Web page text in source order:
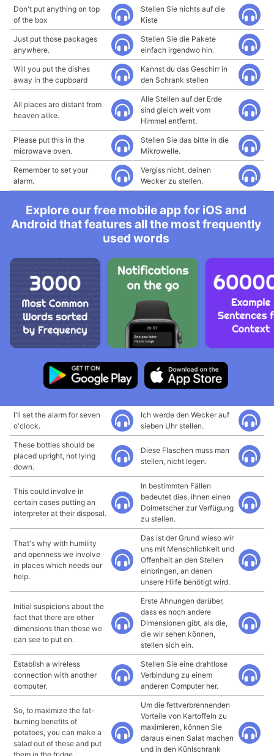
Don't put anything on top
of the box
Stellen Sie nichts auf die
Kiste
Just put those packages
anywhere.
Stellen Sie die Pakete
einfach irgendwo hin.
Will you put the dishes
away in the cupboard
Kannst du das Geschirr in
den Schrank stellen
All places are distant from
heaven alike.
Alle Stellen auf der Erde
sind gleich weit vom
Himmel entfernt.
Please put this in the
microwave oven.
Stellen Sie das bitte in die
Mikrowelle.
Remember to set your
alarm.
Vergiss nicht, deinen
Wecker zu stellen.
Explore our free mobile app for iOS and
Android that features all the most frequently
used words
I'll set the alarm for seven
o'clock.
Ich werde den Wecker auf
sieben Uhr stellen.
These bottles should be
placed upright, not lying
down.
Diese Flaschen muss man
stellen, nicht legen.
This could involve in
certain cases putting an
interpreter at their disposal.
In bestimmten Fällen
bedeutet dies, ihnen einen
Dolmetscher zur Verfügung
zu stellen.
That's why with humility
and openness we involve
in places which needs our
help.
Das ist der Grund wieso wir
uns mit Menschlichkeit und
Offenheit an den Stellen
einbringen, an denen
unsere Hilfe benötigt wird.
Initial suspicions about the
fact that there are other
dimensions than those we
can see to put on.
Erste Ahnungen darüber,
dass es noch andere
Dimensionen gibt, als die,
die wir sehen können,
stellen sich ein.
Establish a wireless
connection with another
computer.
Stellen Sie eine drahtlose
Verbindung zu einem
anderen Computer her.
So, to maximize the fat-
burning benefits of
potatoes, you can make a
salad out of these and put
Um die fettverbrennenden
Vorteile von Kartoffeln zu
maximieren, können Sie
daraus einen Salat machen
und in den Kühlschrank